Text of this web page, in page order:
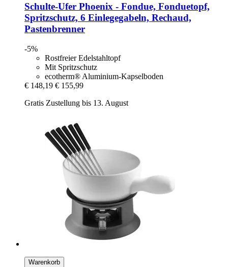
Schulte-Ufer Phoenix -​ Fondue, Fonduetopf,
Spritzschutz, 6 Einlegegabeln, Rechaud,
Pastenbrenner
-5%
Rostfreier Edelstahltopf
Mit Spritzschutz
ecotherm® Aluminium-Kapselboden
€ 148,19 € 155,99
Gratis Zustellung bis 13. August
Warenkorb